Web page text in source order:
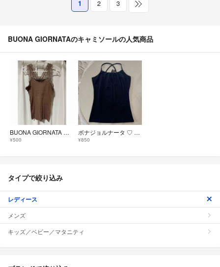
1 2 3
BUONA GIORNATAのキャミソールの人気商品
BUONA GIORNATA レース付きリブキャミソール ブラウン
¥500
ボナジョルナータ ♡ キャミソール インナー
¥850
タイプで絞り込み
レディース
メンズ
キッズ／ベビー／マタニティ